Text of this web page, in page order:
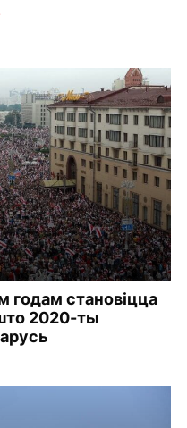
годам становіцца
2020-ты